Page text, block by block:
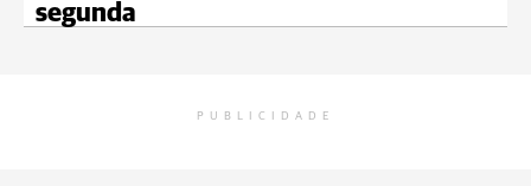
segunda
PUBLICIDADE